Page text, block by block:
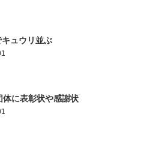
ュウリ並ぶ
体に表彰状や感謝状